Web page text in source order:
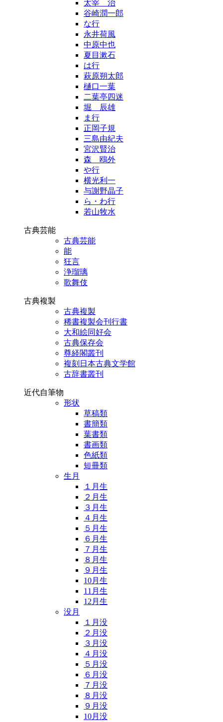
太宰 治
谷崎潤一郎
な行
永井荷風
中原中也
夏目漱石
は行
萩原朔太郎
樋口一葉
二葉亭四迷
堀 辰雄
ま行
正岡子規
三島由紀夫
宮沢賢治
森 鴎外
や行
横光利一
与謝野晶子
ら・わ行
若山牧水
古典芸能
古典芸能
能
狂言
浄瑠璃
歌舞伎
古典複製
古典複製
稀書複製会刊行書
大和絵同好会
古典保存会
尊経閣叢刊
複刻日本古典文学館
古辞書叢刊
近代自筆物
形状
草稿類
書簡類
葉書類
書画類
色紙類
短冊類
生月
１月生
２月生
３月生
４月生
５月生
６月生
７月生
８月生
９月生
10月生
11月生
12月生
没月
１月没
２月没
３月没
４月没
５月没
６月没
７月没
８月没
９月没
10月没